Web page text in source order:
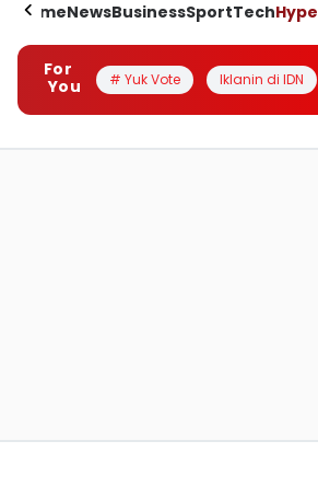
HomeNewsBusinessSportTechHype
For
You
# Yuk Vote Iklanin di IDN